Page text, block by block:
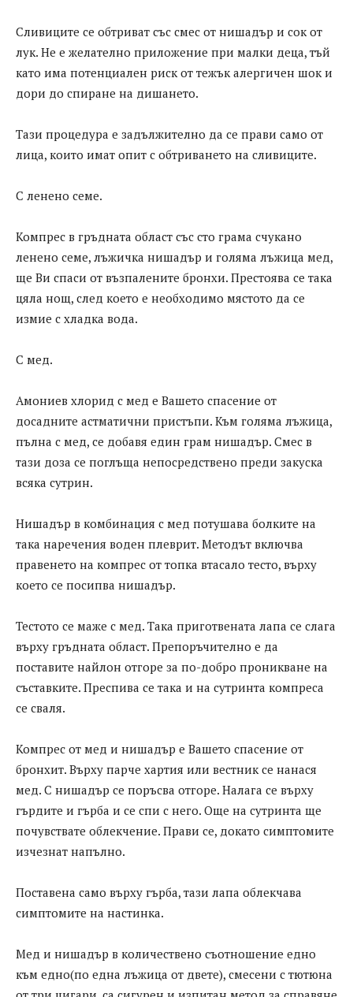
Сливиците се обтриват със смес от нишадър и сок от
лук. Не е желателно приложение при малки деца, тъй
като има потенциален риск от тежък алергичен шок и
дори до спиране на дишането.
Тази процедура е задължително да се прави само от
лица, които имат опит с обтриването на сливиците.
С ленено семе.
Компрес в гръдната област със сто грама счукано
ленено семе, лъжичка нишадър и голяма лъжица мед,
ще Ви спаси от възпалените бронхи. Престоява се така
цяла нощ, след което е необходимо мястото да се
измие с хладка вода.
С мед.
Амониев хлорид с мед е Вашето спасение от
досадните астматични пристъпи. Към голяма лъжица,
пълна с мед, се добавя един грам нишадър. Смес в
тази доза се поглъща непосредствено преди закуска
всяка сутрин.
Нишадър в комбинация с мед потушава болките на
така наречения воден плеврит. Методът включва
правенето на компрес от топка втасало тесто, върху
което се посипва нишадър.
Тестото се маже с мед. Така приготвената лапа се слага
върху гръдната област. Препоръчително е да
поставите найлон отгоре за по-добро проникване на
съставките. Преспива се така и на сутринта компреса
се сваля.
Компрес от мед и нишадър е Вашето спасение от
бронхит. Върху парче хартия или вестник се нанася
мед. С нишадър се поръсва отгоре. Налага се върху
гърдите и гърба и се спи с него. Още на сутринта ще
почувствате облекчение. Прави се, докато симптомите
изчезнат напълно.
Поставена само върху гърба, тази лапа облекчава
симптомите на настинка.
Мед и нишадър в количествено съотношение едно
към едно(по една лъжица от двете), смесени с тютюна